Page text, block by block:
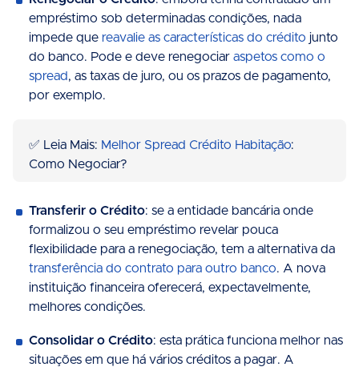
empréstimo sob determinadas condições, nada
impede que reavalie as características do crédito junto
do banco. Pode e deve renegociar aspetos como o
spread, as taxas de juro, ou os prazos de pagamento,
por exemplo.
✅ Leia Mais: Melhor Spread Crédito Habitação:
Como Negociar?
Transferir o Crédito: se a entidade bancária onde
formalizou o seu empréstimo revelar pouca
flexibilidade para a renegociação, tem a alternativa da
transferência do contrato para outro banco. A nova
instituição financeira oferecerá, expectavelmente,
melhores condições.
Consolidar o Crédito: esta prática funciona melhor nas
situações em que há vários créditos a pagar. A